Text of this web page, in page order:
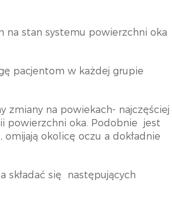
na stan systemu powierzchni oka
pacjentom w każdej grupie
zmiany na powiekach- najczęściej
powierzchni oka. Podobnie jest
okolicę oczu a dokładnie
składać się
następujących